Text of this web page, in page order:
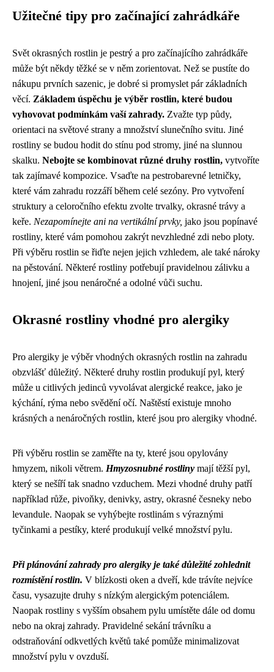
Užitečné tipy pro začínající zahrádkáře
Svět okrasných rostlin je pestrý a pro začínajícího zahrádkáře
může být někdy těžké se v něm zorientovat. Než se pustíte do
nákupu prvních sazenic, je dobré si promyslet pár základních
věcí. Základem úspěchu je výběr rostlin, které budou
vyhovovat podmínkám vaší zahrady. Zvažte typ půdy,
orientaci na světové strany a množství slunečního svitu. Jiné
rostliny se budou hodit do stínu pod stromy, jiné na slunnou
skalku. Nebojte se kombinovat různé druhy rostlin, vytvoříte
tak zajímavé kompozice. Vsaďte na pestrobarevné letničky,
které vám zahradu rozzáří během celé sezóny. Pro vytvoření
struktury a celoročního efektu zvolte trvalky, okrasné trávy a
keře. Nezapomínejte ani na vertikální prvky, jako jsou popínavé
rostliny, které vám pomohou zakrýt nevzhledné zdi nebo ploty.
Při výběru rostlin se řiďte nejen jejich vzhledem, ale také nároky
na pěstování. Některé rostliny potřebují pravidelnou zálivku a
hnojení, jiné jsou nenáročné a odolné vůči suchu.
Okrasné rostliny vhodné pro alergiky
Pro alergiky je výběr vhodných okrasných rostlin na zahradu
obzvlášť důležitý. Některé druhy rostlin produkují pyl, který
může u citlivých jedinců vyvolávat alergické reakce, jako je
kýchání, rýma nebo svědění očí. Naštěstí existuje mnoho
krásných a nenáročných rostlin, které jsou pro alergiky vhodné.
Při výběru rostlin se zaměřte na ty, které jsou opylovány
hmyzem, nikoli větrem. Hmyzosnubné rostliny mají těžší pyl,
který se nešíří tak snadno vzduchem. Mezi vhodné druhy patří
například růže, pivoňky, denivky, astry, okrasné česneky nebo
levandule. Naopak se vyhýbejte rostlinám s výraznými
tyčinkami a pestíky, které produkují velké množství pylu.
Při plánování zahrady pro alergiky je také důležité zohlednit
rozmístění rostlin. V blízkosti oken a dveří, kde trávíte nejvíce
času, vysazujte druhy s nízkým alergickým potenciálem.
Naopak rostliny s vyšším obsahem pylu umístěte dále od domu
nebo na okraj zahrady. Pravidelné sekání trávníku a
odstraňování odkvetlých květů také pomůže minimalizovat
množství pylu v ovzduší.